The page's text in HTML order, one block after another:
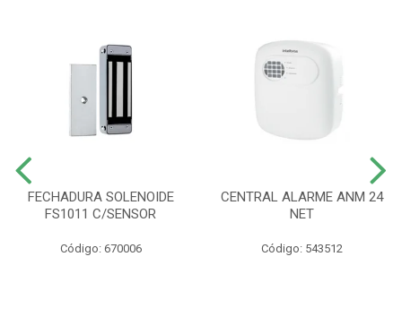
FECHADURA SOLENOIDE
FS1011 C/SENSOR
Código: 670006
CENTRAL ALARME ANM 24
NET
Código: 543512